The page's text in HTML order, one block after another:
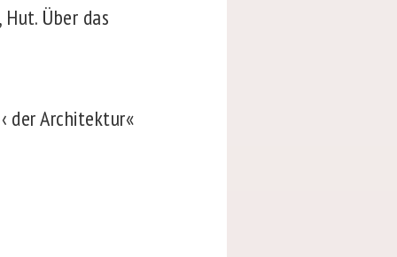
Über das
der Architektur«